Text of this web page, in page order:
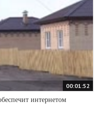
00:01:52
интернетом